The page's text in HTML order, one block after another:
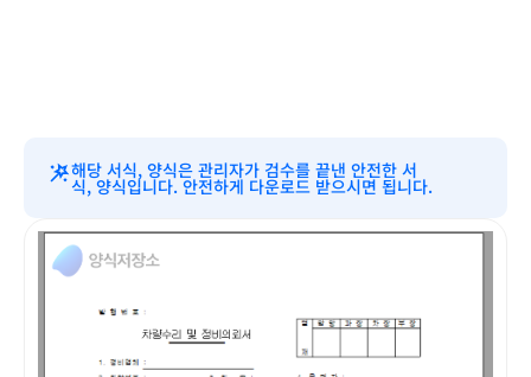
해당 서식, 양식은 관리자가 검수를 끝낸 안전한 서
식, 양식입니다. 안전하게 다운로드 받으시면 됩니다.